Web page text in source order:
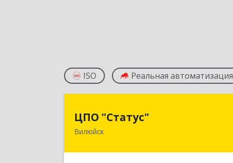
ISO Реальная автоматизация
ЦПО "Статус"
Вилюйск
677000, Саха /Якутия/ Респ, Якутск г,